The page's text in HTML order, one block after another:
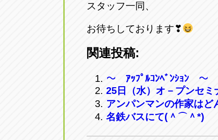
スタッフ一同、
お待ちしております❣
関連投稿:
～ ｱｯﾌﾟﾙｺﾝﾍﾞﾝｼｮﾝ ～
25日（水）オ－プンセ
アンパンマンの作家はど
名鉄バスにて(＾⌒＾*)